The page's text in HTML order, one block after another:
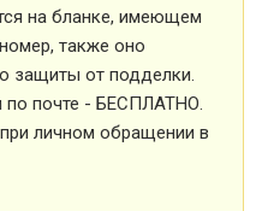
на бланке, имеющем
также оно
защиты от подделки.
по почте - БЕСПЛАТНО.
личном обращении в